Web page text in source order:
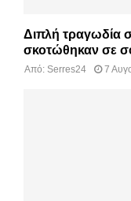
Διπλή τραγωδία
σκοτώθηκαν σε
Από: Serres24 7